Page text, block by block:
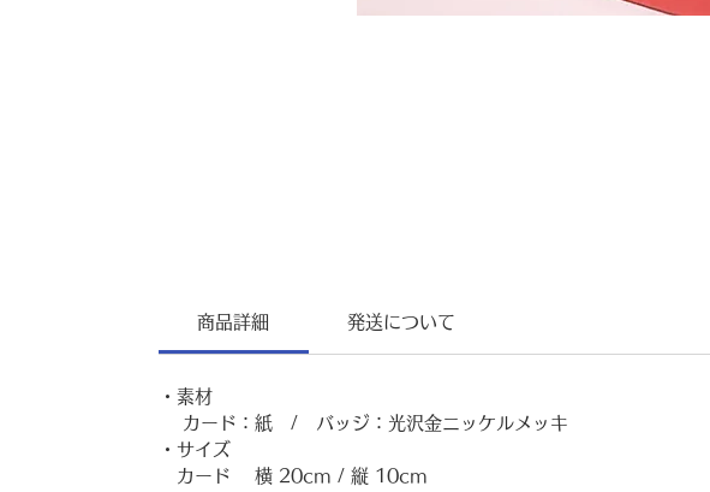
商品詳細 発送について
・素材
カード：紙 / バッジ：光沢金ニッケルメッキ
・サイズ
カード 横 20cm / 縦 10cm